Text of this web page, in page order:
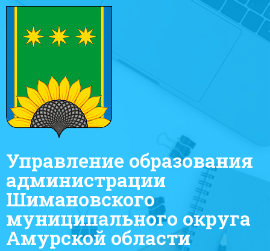
Управление образования
администрации
Шимановского
муниципального округа
Амурской области